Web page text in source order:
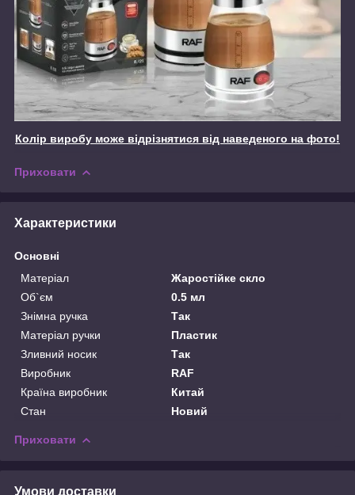
Колір виробу може відрізнятися від наведеного на фото!
Приховати
Характеристики
Основні
Матеріал
Жаростійке скло
Об`єм
0.5 мл
Знімна ручка
Так
Матеріал ручки
Пластик
Зливний носик
Так
Виробник
RAF
Країна виробник
Китай
Стан
Новий
Приховати
Умови доставки